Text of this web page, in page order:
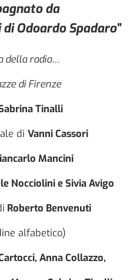
da
Odoardo Spadaro”
della radio…
di Firenze
Tinalli
diVanni Cassori
Mancini
Nocciolini e Sivia Avigo
Roberto Benvenuti
alfabetico)
Anna Collazzo,